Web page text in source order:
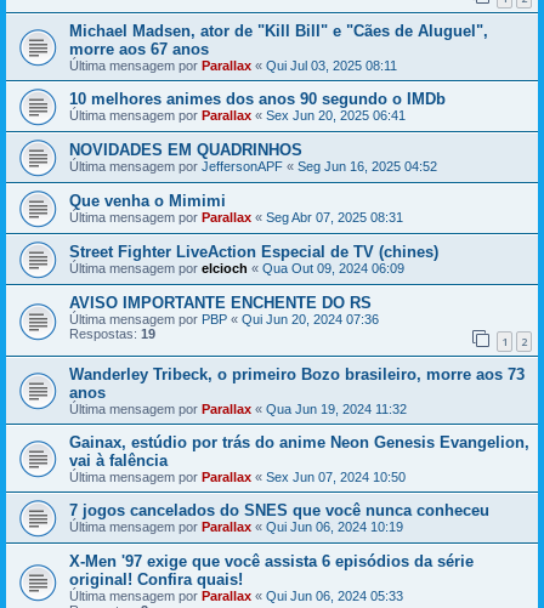
Michael Madsen, ator de "Kill Bill" e "Cães de Aluguel",
morre aos 67 anos
Última mensagem por Parallax « Qui Jul 03, 2025 08:11
10 melhores animes dos anos 90 segundo o IMDb
Última mensagem por Parallax « Sex Jun 20, 2025 06:41
NOVIDADES EM QUADRINHOS
Última mensagem por JeffersonAPF « Seg Jun 16, 2025 04:52
Que venha o Mimimi
Última mensagem por Parallax « Seg Abr 07, 2025 08:31
Street Fighter LiveAction Especial de TV (chines)
Última mensagem por elcioch « Qua Out 09, 2024 06:09
AVISO IMPORTANTE ENCHENTE DO RS
Última mensagem por PBP « Qui Jun 20, 2024 07:36
Respostas: 19 1 2
Wanderley Tribeck, o primeiro Bozo brasileiro, morre aos 73
anos
Última mensagem por Parallax « Qua Jun 19, 2024 11:32
Gainax, estúdio por trás do anime Neon Genesis Evangelion,
vai à falência
Última mensagem por Parallax « Sex Jun 07, 2024 10:50
7 jogos cancelados do SNES que você nunca conheceu
Última mensagem por Parallax « Qui Jun 06, 2024 10:19
X-Men '97 exige que você assista 6 episódios da série
original! Confira quais!
Última mensagem por Parallax « Qui Jun 06, 2024 05:33